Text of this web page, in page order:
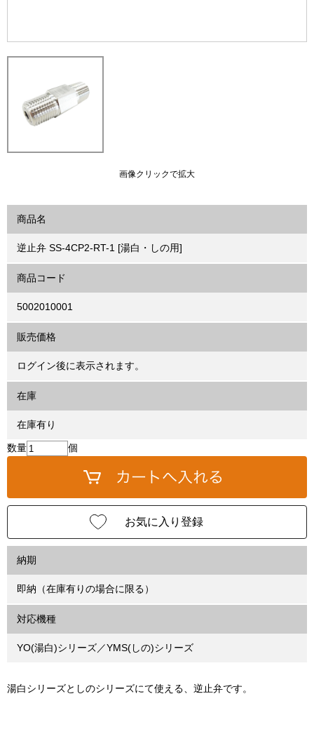
画像クリックで拡大
商品名
逆止弁 SS-4CP2-RT-1 [湯白・しの用]
商品コード
5002010001
販売価格
ログイン後に表示されます。
在庫
在庫有り
数量 個
お気に入り登録
納期
即納（在庫有りの場合に限る）
対応機種
YO(湯白)シリーズ／YMS(しの)シリーズ
湯白シリーズとしのシリーズにて使える、逆止弁です。